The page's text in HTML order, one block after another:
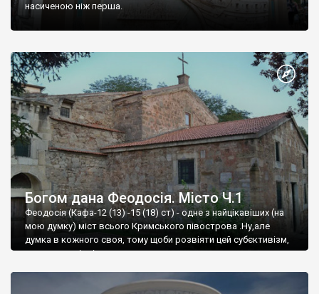
насиченою ніж перша.
Богом дана Феодосія. Місто Ч.1
Феодосія (Кафа-12 (13) -15 (18) ст) - одне з найцікавіших (на
мою думку) міст всього Кримського півострова .Ну,але
думка в кожного своя, тому щоби розвіяти цей субєктивізм,
запрошую відвідати це